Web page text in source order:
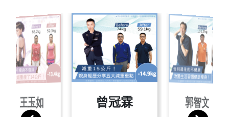
曾冠霖
郭智文
葉沛傑
朱彥吉
宋家玲
王玉如